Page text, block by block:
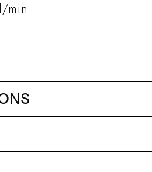
min
elbow and shower
brass handshower